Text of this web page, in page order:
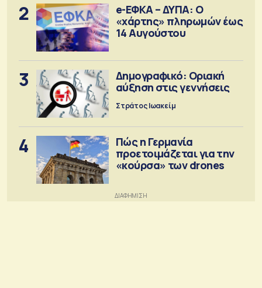
2
e-ΕΦΚΑ – ΔΥΠΑ: Ο
«χάρτης» πληρωμών έως
14 Αυγούστου
3
Δημογραφικό: Οριακή
αύξηση στις γεννήσεις
Στράτος Ιωακείμ
4
Πώς η Γερμανία
προετοιμάζεται για την
«κούρσα» των drones